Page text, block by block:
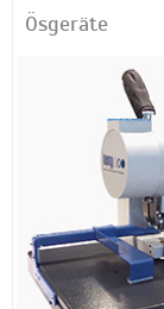
Ösgeräte